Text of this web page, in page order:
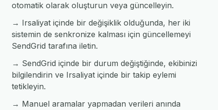
otomatik olarak oluşturun veya güncelleyin.
→ Irsaliyat içinde bir değişiklik olduğunda, her iki
sistemin de senkronize kalması için güncellemeyi
SendGrid tarafına iletin.
→ SendGrid içinde bir durum değiştiğinde, ekibinizi
bilgilendirin ve Irsaliyat içinde bir takip eylemi
tetikleyin.
→ Manuel aramalar yapmadan verileri anında